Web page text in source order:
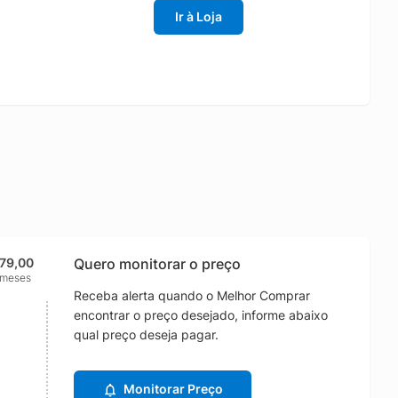
Ir à Loja
Quero monitorar o preço
Receba alerta quando o Melhor Comprar
encontrar o preço desejado, informe abaixo
qual preço deseja pagar.
Monitorar Preço